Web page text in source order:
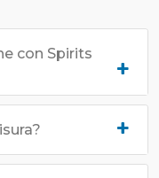
con Spirits